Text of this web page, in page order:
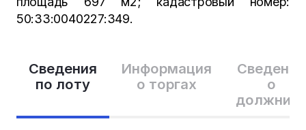
Сведения
по лоту
Информация
о торгах
Сведения
о
50:33:0040227:349.